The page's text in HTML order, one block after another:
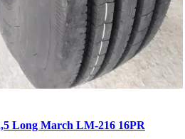
Long March LM-216 16PR